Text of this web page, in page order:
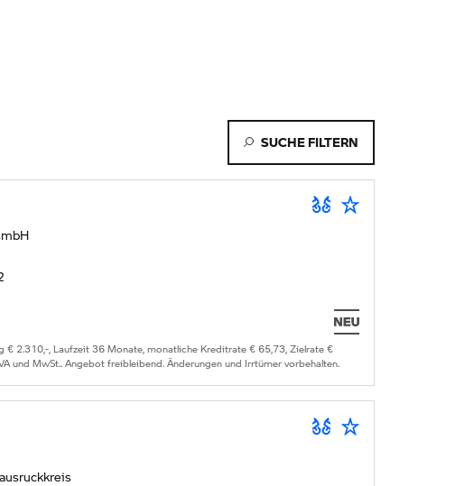
SUCHE FILTERN
2.310,-, Laufzeit 36 Monate, monatliche Kreditrate € 65,73, Zielrate €
und MwSt.. Angebot freibleibend. Änderungen und Irrtümer vorbehalten.